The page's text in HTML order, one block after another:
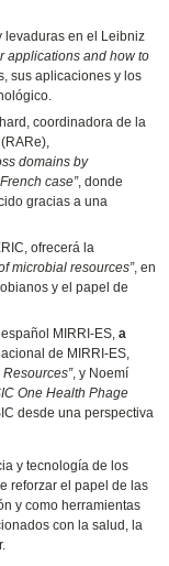
levaduras en el Leibniz
applications and how to
sus aplicaciones y los
coordinadora de la
domains by
case”, donde
gracias a una
ofrecerá la
microbial resources”, en
y el papel de
MIRRI-ES,a
de MIRRI-ES,
, y Noemí
One Health Phage
desde una perspectiva
y tecnología de los
reforzar el papel de las
y como herramientas
con la salud, la